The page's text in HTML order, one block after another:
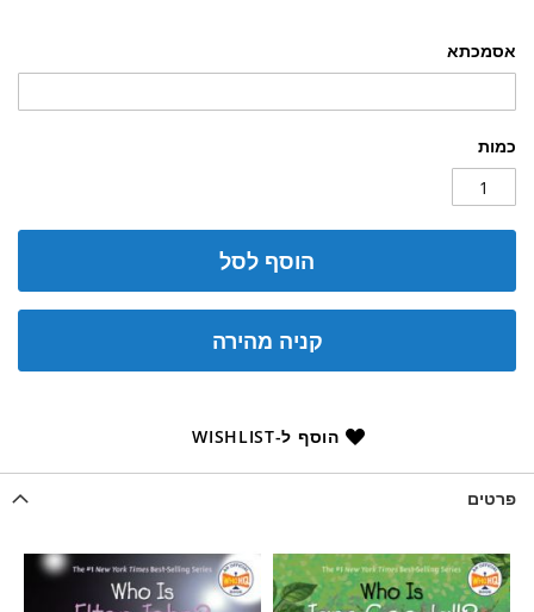
אסמכתא
כמות
הוסף לסל
קניה מהירה
הוסף ל-WISHLIST
פרטים